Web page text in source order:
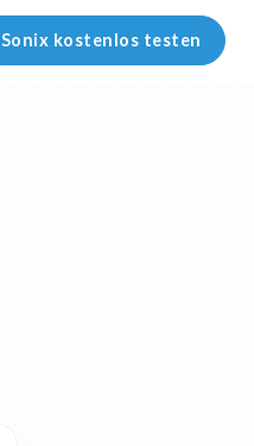
Sonix kostenlos testen